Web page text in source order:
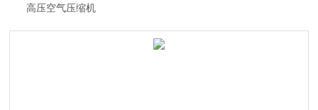
高压空气压缩机